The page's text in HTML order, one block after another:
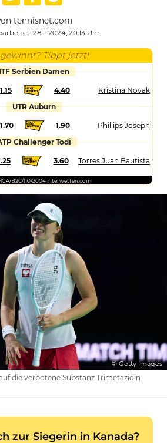
tennisnet.com
28.11.2024, 20:13 Uhr
gewinnt? Tippt jetzt!
Serbien Damen
1.15 4.40
Kristina Novak
UTR Auburn
1.70 1.90
Phillips Joseph
Challenger Todi
3.60 Torres Juan Bautista
B2C/110/2004 interwetten.com
© Getty Images
die verbotene Substanz Trimetazidin